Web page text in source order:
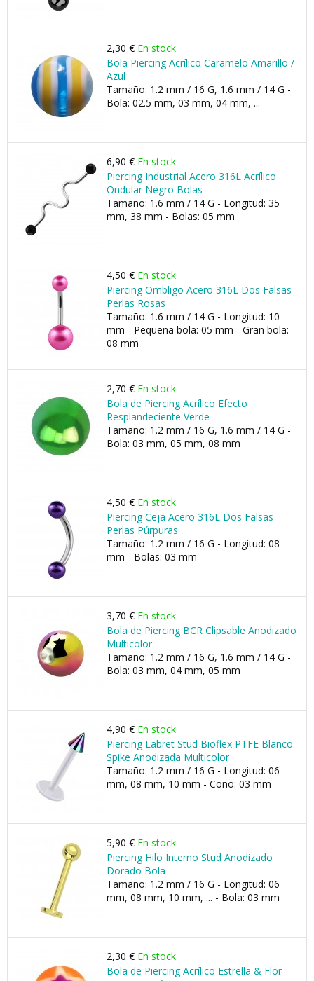
2,30 € En stock
Bola Piercing Acrílico Caramelo Amarillo /
Azul
Tamaño: 1.2 mm / 16 G, 1.6 mm / 14 G -
Bola: 02.5 mm, 03 mm, 04 mm, ...
6,90 € En stock
Piercing Industrial Acero 316L Acrílico
Ondular Negro Bolas
Tamaño: 1.6 mm / 14 G - Longitud: 35
mm, 38 mm - Bolas: 05 mm
4,50 € En stock
Piercing Ombligo Acero 316L Dos Falsas
Perlas Rosas
Tamaño: 1.6 mm / 14 G - Longitud: 10
mm - Pequeña bola: 05 mm - Gran bola:
08 mm
2,70 € En stock
Bola de Piercing Acrílico Efecto
Resplandeciente Verde
Tamaño: 1.2 mm / 16 G, 1.6 mm / 14 G -
Bola: 03 mm, 05 mm, 08 mm
4,50 € En stock
Piercing Ceja Acero 316L Dos Falsas
Perlas Púrpuras
Tamaño: 1.2 mm / 16 G - Longitud: 08
mm - Bolas: 03 mm
3,70 € En stock
Bola de Piercing BCR Clipsable Anodizado
Multicolor
Tamaño: 1.2 mm / 16 G, 1.6 mm / 14 G -
Bola: 03 mm, 04 mm, 05 mm
4,90 € En stock
Piercing Labret Stud Bioflex PTFE Blanco
Spike Anodizada Multicolor
Tamaño: 1.2 mm / 16 G - Longitud: 06
mm, 08 mm, 10 mm - Cono: 03 mm
5,90 € En stock
Piercing Hilo Interno Stud Anodizado
Dorado Bola
Tamaño: 1.2 mm / 16 G - Longitud: 06
mm, 08 mm, 10 mm, ... - Bola: 03 mm
2,30 € En stock
Bola de Piercing Acrílico Estrella & Flor